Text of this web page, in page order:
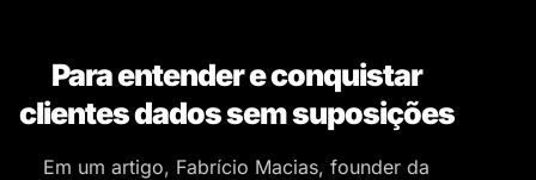
Para entender e conquistar
clientes dados sem suposições
Em um artigo, Fabrício Macias, founder da